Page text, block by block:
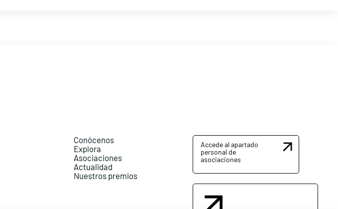
Conócenos
Explora
Asociaciones
Actualidad
Nuestros premios
Accede al apartado
personal de
asociaciones